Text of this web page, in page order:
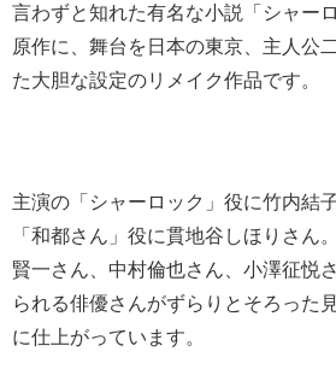
言わずと知れた有名な小説「シャー
原作に、舞台を日本の東京、主人公
た大胆な設定のリメイク作品です。
主演の「シャーロック」役に竹内結
「和都さん」役に貫地谷しほりさん
賢一さん、中村倫也さん、小澤征悦
られる俳優さんがずらりとそろった
に仕上がっています。